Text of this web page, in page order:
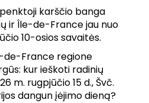
karščio banga
ir Île-de-France jau nuo
10-osios savaitės.
de-France regione
kur ieškoti radinių
m. rugpjūčio 15 d., Švč.
dangun įėjimo dieną?